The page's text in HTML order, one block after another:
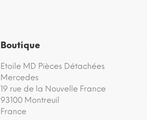
Boutique
Etoile MD Pièces Détachées
Mercedes
19 rue de la Nouvelle France
93100 Montreuil
France